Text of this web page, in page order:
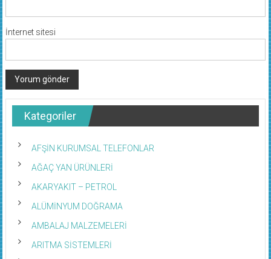
İnternet sitesi
Kategoriler
AFŞİN KURUMSAL TELEFONLAR
AĞAÇ YAN ÜRÜNLERİ
AKARYAKIT – PETROL
ALÜMİNYUM DOĞRAMA
AMBALAJ MALZEMELERİ
ARITMA SİSTEMLERİ